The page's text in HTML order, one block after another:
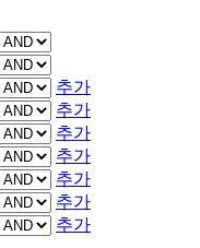
추가
추가
추가
추가
추가
추가
추가